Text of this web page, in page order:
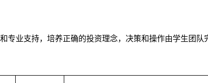
专业支持，培养正确的投资理念，决策和操作由学生团队